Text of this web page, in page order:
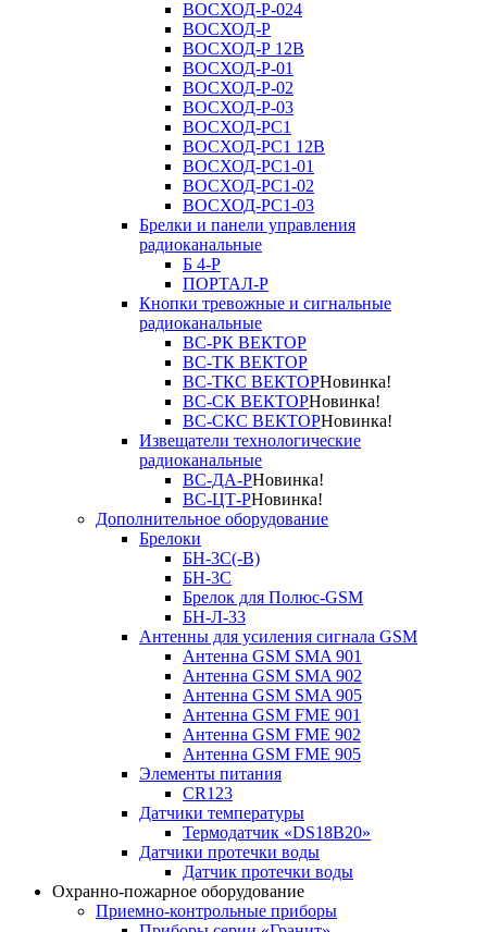
ВОСХОД-Р-024
ВОСХОД-Р
ВОСХОД-Р 12В
ВОСХОД-Р-01
ВОСХОД-Р-02
ВОСХОД-Р-03
ВОСХОД-РС1
ВОСХОД-РС1 12В
ВОСХОД-РС1-01
ВОСХОД-РС1-02
ВОСХОД-РС1-03
Брелки и панели управления
радиоканальные
Б 4-Р
ПОРТАЛ-Р
Кнопки тревожные и сигнальные
радиоканальные
ВС-РК ВЕКТОР
ВС-ТК ВЕКТОР
ВС-ТКС ВЕКТОРНовинка!
ВС-СК ВЕКТОРНовинка!
ВС-СКС ВЕКТОРНовинка!
Извещатели технологические
радиоканальные
ВС-ДА-РНовинка!
ВС-ЦТ-РНовинка!
Дополнительное оборудование
Брелоки
БН-3С(-В)
БН-3С
Брелок для Полюс-GSM
БН-Л-33
Антенны для усиления сигнала GSM
Антенна GSM SMA 901
Антенна GSM SMA 902
Антенна GSM SMA 905
Антенна GSM FME 901
Антенна GSM FME 902
Антенна GSM FME 905
Элементы питания
CR123
Датчики температуры
Термодатчик «DS18B20»
Датчики протечки воды
Датчик протечки воды
Охранно-пожарное оборудование
Приемно-контрольные приборы